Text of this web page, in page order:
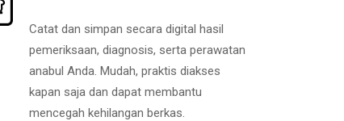
Catat dan simpan secara digital hasil
pemeriksaan, diagnosis, serta perawatan
anabul Anda. Mudah, praktis diakses
kapan saja dan dapat membantu
mencegah kehilangan berkas.